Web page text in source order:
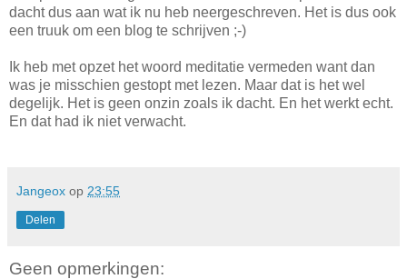
dacht dus aan wat ik nu heb neergeschreven. Het is dus ook
een truuk om een blog te schrijven ;-)
Ik heb met opzet het woord meditatie vermeden want dan
was je misschien gestopt met lezen. Maar dat is het wel
degelijk. Het is geen onzin zoals ik dacht. En het werkt echt.
En dat had ik niet verwacht.
Jangeox op 23:55
Delen
Geen opmerkingen: